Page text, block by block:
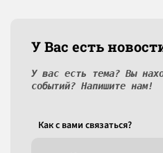
У Вас есть
У вас есть тема? Вы
событий? Напишите нам!
Как c вами связаться?